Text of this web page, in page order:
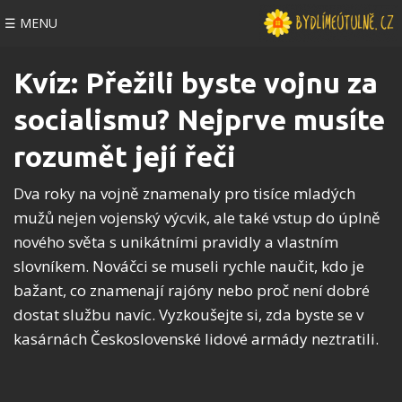
☰ MENU
Kvíz: Přežili byste vojnu za
socialismu? Nejprve musíte
rozumět její řeči
Dva roky na vojně znamenaly pro tisíce mladých
mužů nejen vojenský výcvik, ale také vstup do úplně
nového světa s unikátními pravidly a vlastním
slovníkem. Nováčci se museli rychle naučit, kdo je
bažant, co znamenají rajóny nebo proč není dobré
dostat službu navíc. Vyzkoušejte si, zda byste se v
kasárnách Československé lidové armády neztratili.